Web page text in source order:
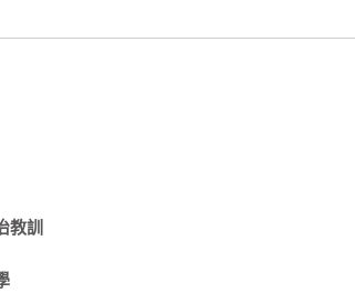
任外交官期間所經歷的世界政治激烈交鋒，
觀察，尤其是針對無與倫比的李光耀先生。這
個全球危機帶入令人動容的個人生活與艱辛
），新加坡文化獎得主和《不同的天空》（
佳作。
教訓